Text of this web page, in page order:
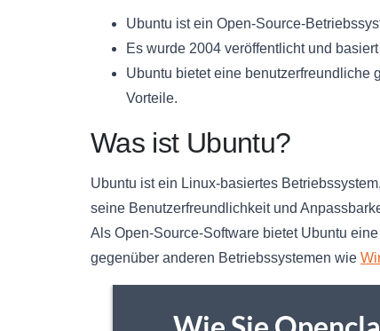
Ubuntu ist ein Open-Source-
Es wurde 2004 veröffentlicht und
Ubuntu bietet eine benutzerfreundliche
Vorteile.
Was ist Ubuntu?
Ubuntu ist ein Linux-basiertes
seine Benutzerfreundlichkeit und
Als Open-Source-Software bietet Ubuntu
gegenüber anderen Betriebssystemen wie